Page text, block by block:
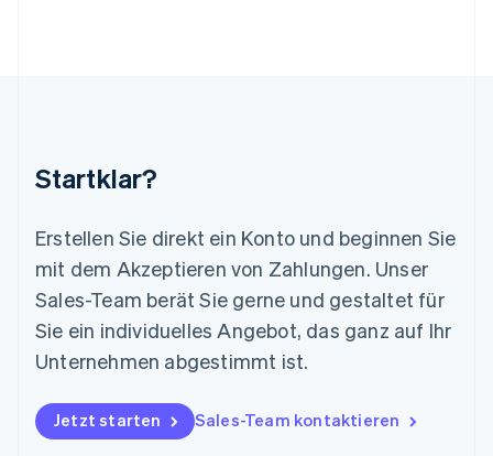
Startklar?
Erstellen Sie direkt ein Konto und beginnen Sie
mit dem Akzeptieren von Zahlungen. Unser
Sales-Team berät Sie gerne und gestaltet für
Sie ein individuelles Angebot, das ganz auf Ihr
Unternehmen abgestimmt ist.
Jetzt starten Sales-Team kontaktieren
Mexiko
English
Niederlande
Nederlands English
Norwegen
English
Österreich
Polen
English
Portugal